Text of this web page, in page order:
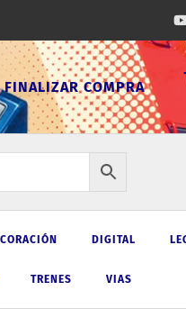
t
FINALIZAR COMPRA
DIGITAL
TRENES VIAS